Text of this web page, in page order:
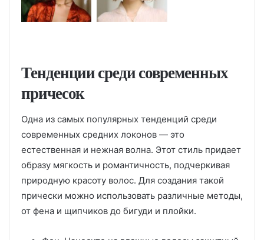
Тенденции среди современных
причесок
Одна из самых популярных тенденций среди
современных средних локонов — это
естественная и нежная волна. Этот стиль придает
образу мягкость и романтичность, подчеркивая
природную красоту волос. Для создания такой
прически можно использовать различные методы,
от фена и щипчиков до бигуди и плойки.